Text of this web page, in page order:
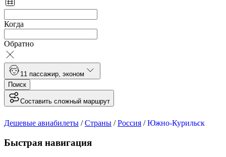
Когда
Обратно
1 1 пассажир эконом
Поиск
Составить сложный маршрут
Дешевые авиабилеты /Страны /Россия /Южно-Курильск
Быстрая навигация